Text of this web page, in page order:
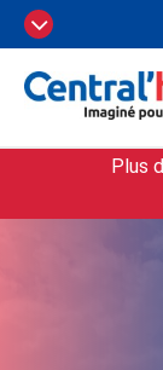
Plus